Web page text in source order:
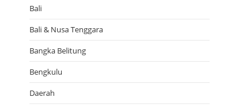
Bali
Bali & Nusa Tenggara
Bangka Belitung
Bengkulu
Daerah